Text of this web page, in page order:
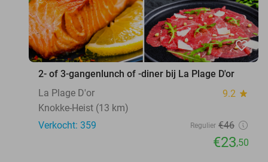
favorite_border
2- of 3-gangenlunch of -diner bij La Plage D'or
La Plage D'or
9.2 star
Knokke-Heist (13 km)
Verkocht: 359
Regulier €46
€23,50